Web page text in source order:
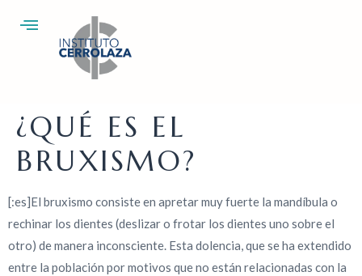
¿QUÉ ES EL
BRUXISMO?
[:es]El bruxismo consiste en apretar muy fuerte la mandíbula o
rechinar los dientes (deslizar o frotar los dientes uno sobre el
otro) de manera inconsciente. Esta dolencia, que se ha extendido
entre la población por motivos que no están relacionadas con la